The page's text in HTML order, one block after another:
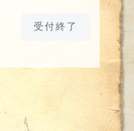
受付終了